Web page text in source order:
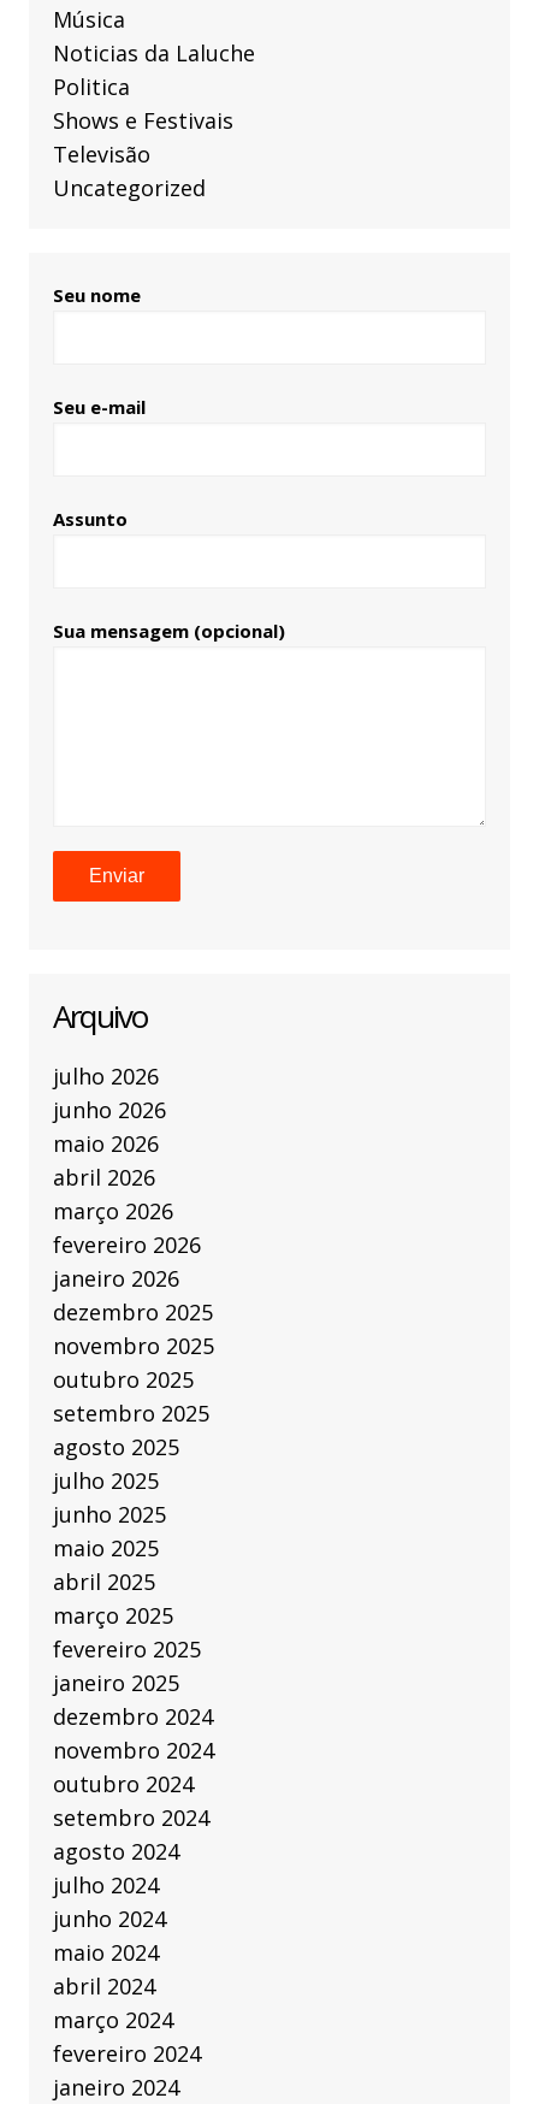
Música
Noticias da Laluche
Politica
Shows e Festivais
Televisão
Uncategorized
Seu nome
Seu e-mail
Assunto
Sua mensagem (opcional)
Arquivo
julho 2026
junho 2026
maio 2026
abril 2026
março 2026
fevereiro 2026
janeiro 2026
dezembro 2025
novembro 2025
outubro 2025
setembro 2025
agosto 2025
julho 2025
junho 2025
maio 2025
abril 2025
março 2025
fevereiro 2025
janeiro 2025
dezembro 2024
novembro 2024
outubro 2024
setembro 2024
agosto 2024
julho 2024
junho 2024
maio 2024
abril 2024
março 2024
fevereiro 2024
janeiro 2024